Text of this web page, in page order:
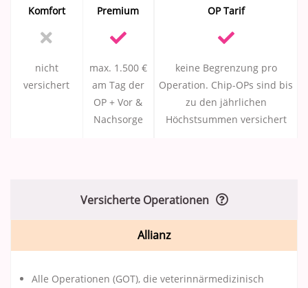
Komfort
nicht
versichert
Premium
max. 1.500 €
am Tag der
OP + Vor &
Nachsorge
OP Tarif
keine Begrenzung pro
Operation. Chip-OPs sind bis
zu den jährlichen
Höchstsummen versichert
Versicherte Operationen
Allianz
Alle Operationen (GOT), die veterinnärmedizinisch